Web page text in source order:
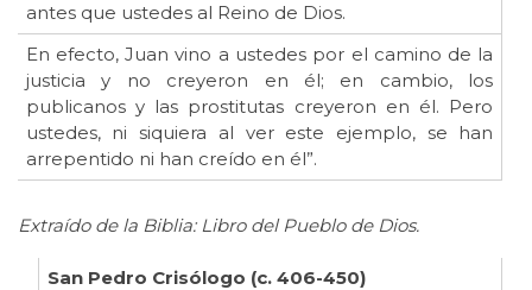
antes que ustedes al Reino de Dios.
En efecto, Juan vino a ustedes por el camino de la
justicia y no creyeron en él; en cambio, los
publicanos y las prostitutas creyeron en él. Pero
ustedes, ni siquiera al ver este ejemplo, se han
arrepentido ni han creído en él”.
Extraído de la Biblia: Libro del Pueblo de Dios.
San Pedro Crisólogo (c. 406-450)